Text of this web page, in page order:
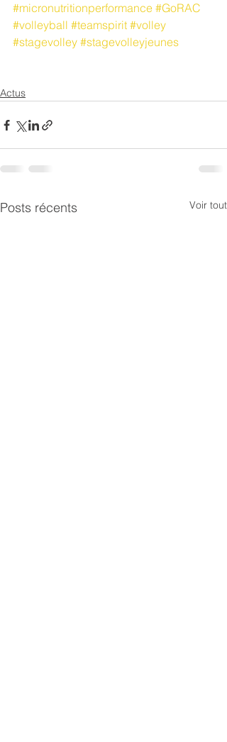
#micronutritionperformance #GoRAC
#volleyball #teamspirit #volley
#stagevolley #stagevolleyjeunes
Actus
Posts récents Voir tout